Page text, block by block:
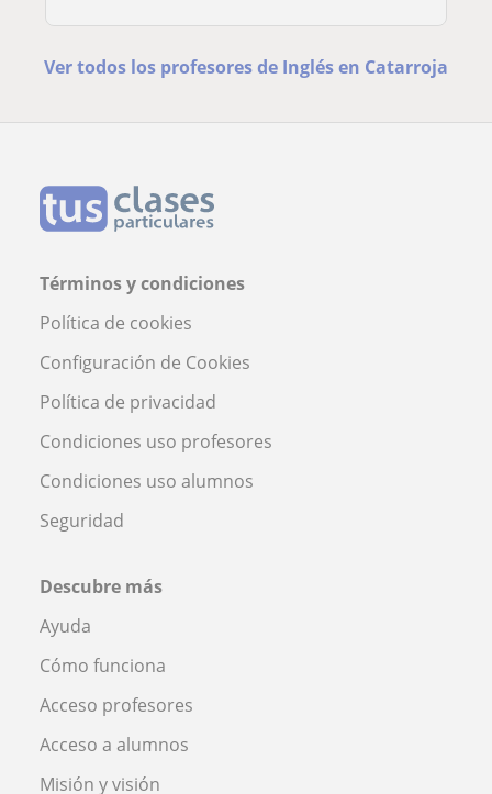
Ver todos los profesores de Inglés en Catarroja
Términos y condiciones
Política de cookies
Configuración de Cookies
Política de privacidad
Condiciones uso profesores
Condiciones uso alumnos
Seguridad
Descubre más
Ayuda
Cómo funciona
Acceso profesores
Acceso a alumnos
Misión y visión